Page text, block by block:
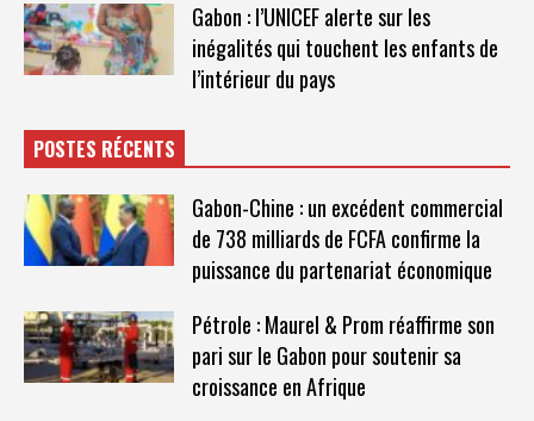
Gabon : l’UNICEF alerte sur les
inégalités qui touchent les enfants de
l’intérieur du pays
POSTES RÉCENTS
Gabon-Chine : un excédent commercial
de 738 milliards de FCFA confirme la
puissance du partenariat économique
Pétrole : Maurel & Prom réaffirme son
pari sur le Gabon pour soutenir sa
croissance en Afrique